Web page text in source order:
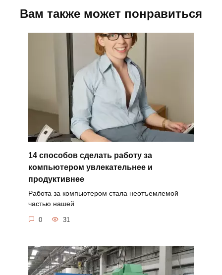
Вам также может понравиться
14 способов сделать работу за
компьютером увлекательнее и
продуктивнее
Работа за компьютером стала неотъемлемой
частью нашей
0 31